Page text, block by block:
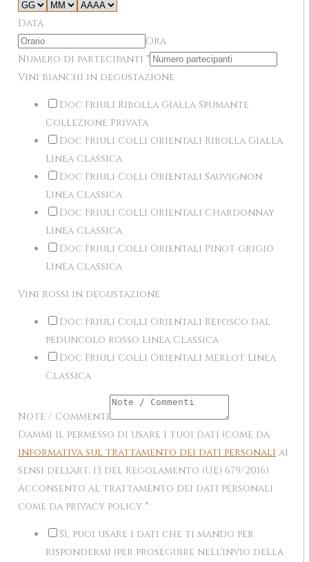
Data
Ora
Numero di partecipanti *
Vini bianchi in degustazione
Doc Friuli Ribolla Gialla Spumante
Collezione Privata
Doc Friuli Colli Orientali Ribolla Gialla
Linea Classica
Doc Friuli Colli Orientali Sauvignon
Linea Classica
Doc Friuli Colli Orientali Chardonnay
Linea Classica
Doc Friuli Colli Orientali Pinot grigio
Linea Classica
Vini rossi in degustazione
Doc Friuli Colli Orientali Refosco dal
peduncolo rosso Linea Classica
Doc Friuli Colli Orientali Merlot Linea
Classica
Note / Commenti
Dammi il permesso di usare i tuoi dati (come da
informativa sul trattamento dei dati personali ai
sensi dell'art. 13 del Regolamento (UE) 679/2016)
Acconsento al trattamento dei dati personali
come da privacy policy *
Sì, puoi usare i dati che ti mando per
rispondermi (per proseguire nell'invio della